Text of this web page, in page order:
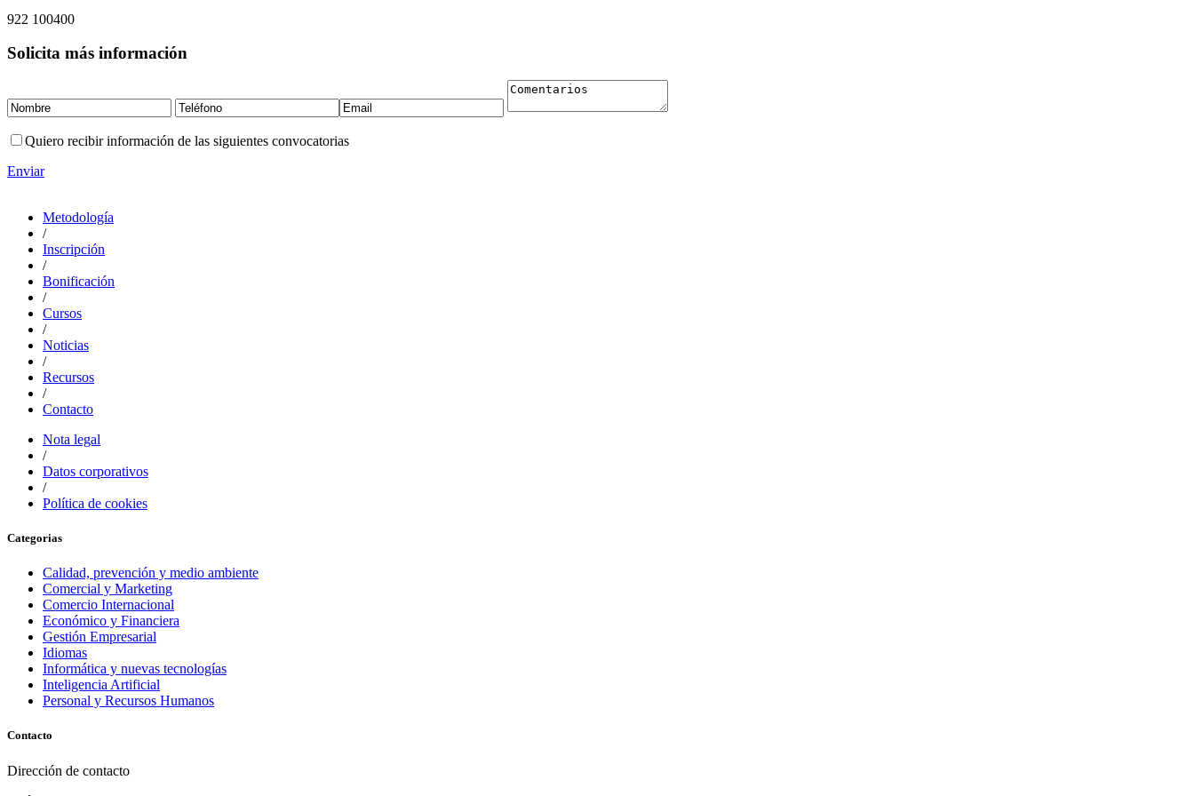
922 100400
Solicita más información
Quiero recibir información de las siguientes convocatorias
Enviar
Metodología
/
Inscripción
/
Bonificación
/
Cursos
/
Noticias
/
Recursos
/
Contacto
Nota legal
/
Datos corporativos
/
Política de cookies
Categorias
Calidad, prevención y medio ambiente
Comercial y Marketing
Comercio Internacional
Económico y Financiera
Gestión Empresarial
Idiomas
Informática y nuevas tecnologías
Inteligencia Artificial
Personal y Recursos Humanos
Contacto
Dirección de contacto